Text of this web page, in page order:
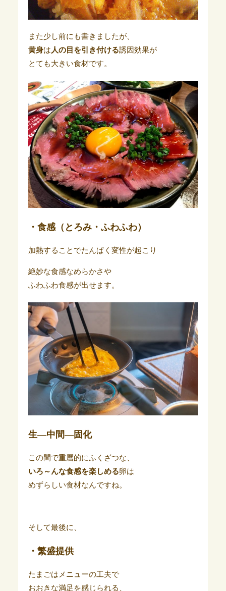
また少し前にも書きましたが、
黄身は 人の目を引き付ける誘因効果が
とても大きい食材です。
・食感（とろみ・ふわふわ）
加熱することでたんぱく変性が起こり
絶妙な食感なめらかさや
ふわふわ食感が出せます。
生―中間―固化
この間で重層的にふくざつな、
いろ～んな食感を楽しめる卵は
めずらしい食材なんですね。
そして最後に、
・繁盛提供
たまごはメニューの工夫で
おおきな満足を感じられる、